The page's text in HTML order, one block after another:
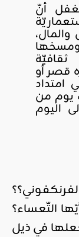
أنّ
قصر أو
امتداد
يوم من
اليوم
التّعساء؟
في ذيل